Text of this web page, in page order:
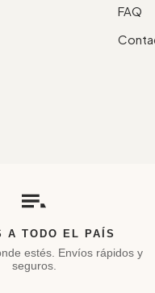
FAQ
A TODO EL PAÍS
estés. Envíos rápidos y
seguros.